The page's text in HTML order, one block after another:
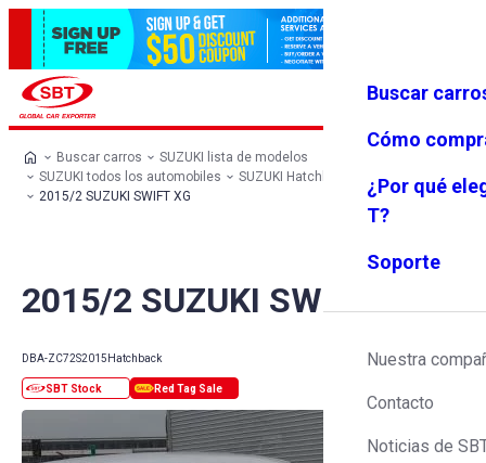
Favoritos Menú
Buscar
Cómo
¿Por qué
T?
Soporte
Nuestra
Contacto
Noticias de
Buscar carros
SUZUKI lista de modelos
SUZUKI todos los automobiles
SUZUKI Hatchback
SUZUKI SWIFT
2015/2 SUZUKI SWIFT XG
2015/2 SUZUKI SWIFT XG
DBA-ZC72S2015 Hatchback